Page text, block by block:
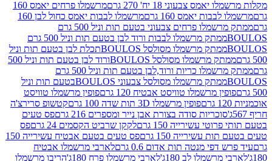
צבעוני 18 יח' 270 גרם
מרשמלו פרחים יאמס 160
יאמס 160 גרם
מרשמלו לבבות יאמס כחול לבן 160
ממתק מרשמלו פרחים צבעוני בטעם תות וניל 500 גרם
ממתק מרשמלו לבבות ורוד לבן בטעם תות וניל 500 גרם
ממתק מרשמלו מסולסל BOULOSתכלת לבן בטעם תות וניל
ממתק מרשמלו מסולסל BOULOSורוד לבן בטעם תות וניל 500
ממתק מרשמלו כריות ורוד,לבן בטעם תות וניל 500 גרם
ממתק מרשמלו מסולסל צבעוני BOULOSבטעם תות וניל
מרשמלו טוויסט אבטיח 120 גרם
פופין מרשמלו טוויסט
פופין מרשמלו 3D תות שדה 100 גרם
קטשופ סרירצ'ה
סוכריות סודה בצורת אבן נייר ומספרים 216 גרם
פס טעים
עשירייה 150 גרם
לקקן שרביט הקסמים 24 גרם
פס
עשירייה 150 גרם
פס טעים בטעם אבטיח עשירייה 150
מנטה תות אדום 0.6 גרם
לארבי מרשמלו אבטיח
לב 180ג'
לארבי מרשמלו פרח 180ג'
הריבו מרשמלו